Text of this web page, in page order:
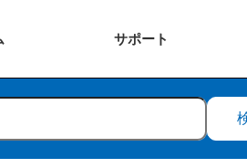
サポート